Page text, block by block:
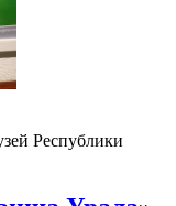
Республики